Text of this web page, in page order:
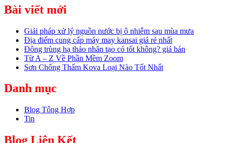
Bài viết mới
Giải pháp xử lý nguồn nước bị ô nhiễm sau mùa mưa
Địa điểm cung cấp máy may kansai giá rẻ nhất
Đông trùng hạ thảo nhân tạo có tốt không? giá bán
Từ A – Z Về Phần Mềm Zoom
Sơn Chống Thấm Kova Loại Nào Tốt Nhất
Danh mục
Blog Tổng Hợp
Tin
Blog Liên Kết